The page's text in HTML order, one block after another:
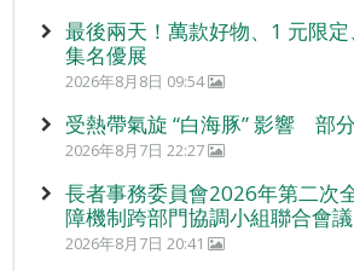
最後兩天！萬款好物、1 元限
集名優展
2026年8月8日 09:54
受熱帶氣旋 “白海豚” 影響 部
2026年8月7日 22:27
長者事務委員會2026年第二次
障機制跨部門協調小組聯合會議
2026年8月7日 20:41